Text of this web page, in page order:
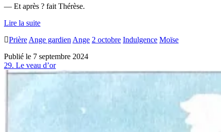
— Et après ? fait Thérèse.
Lire la suiteQuelqu’un
en
PrièreAnge gardienAnge 2 octobre Indulgence Moïse
Publié le 7 septembre 2024
29. Le veau d’or